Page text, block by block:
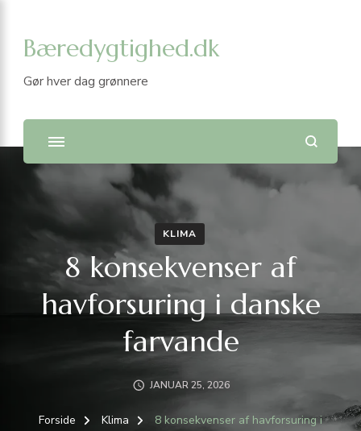
Bæredygtighed.dk
Gør hver dag grønnere
KLIMA
8 konsekvenser af
havforsuring i danske
farvande
JANUAR 25, 2026
Forside Klima
8 konsekvenser af havforsuring i